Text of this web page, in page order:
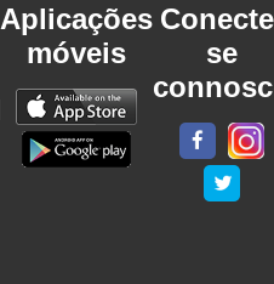
Aplicações
móveis
se